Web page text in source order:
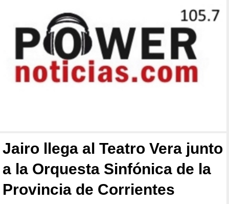
Jairo llega al Teatro Vera junto
a la Orquesta Sinfónica de la
Provincia de Corrientes